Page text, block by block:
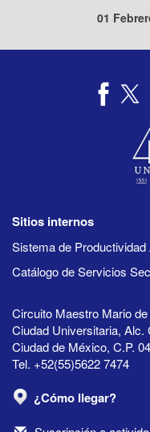
01
Sitios internos
Sistema de
Catálogo de Servicios
Circuito Maestro Mario
Ciudad Universitaria, Alc.
Ciudad de México, C.P.
Tel. +52(55)5622 7474
¿Cómo llegar?